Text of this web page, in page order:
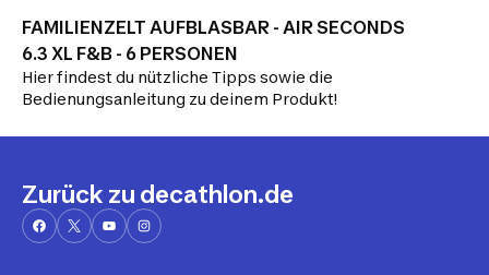
FAMILIENZELT AUFBLASBAR - AIR SECONDS
6.3 XL F&B - 6 PERSONEN
Hier findest du nützliche Tipps sowie die
Bedienungsanleitung zu deinem Produkt!
Zurück zu decathlon.de